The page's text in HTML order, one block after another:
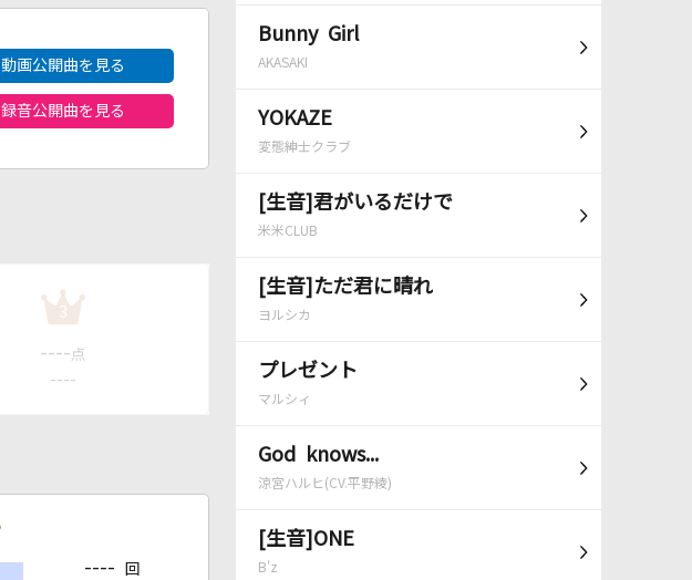
Bunny Girl
AKASAKI
YOKAZE
変態紳士クラブ
[生音]君がいるだけで
米米CLUB
[生音]ただ君に晴れ
ヨルシカ
プレゼント
マルシィ
God knows...
涼宮ハルヒ(CV.平野綾)
[生音]ONE
B'z
動画公開曲を見る
録音公開曲を見る
3
---- 点
----
---- 回